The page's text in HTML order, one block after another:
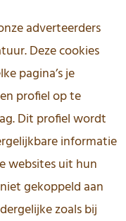
adverteerders
Deze cookies
pagina’s je
profiel op te
Dit profiel wordt
informatie
websites uit hun
gekoppeld aan
zoals bij